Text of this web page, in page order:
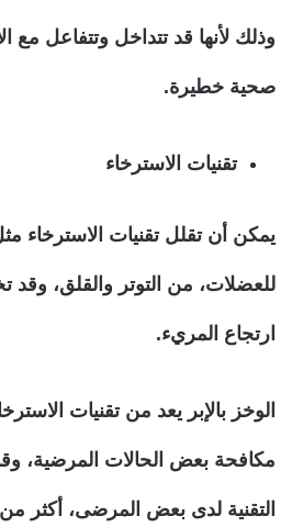
وذلك لأنها قد تتداخل وتتفاعل مع
صحية خطيرة.
تقنيات الاسترخاء
يمكن أن تقلل تقنيات الاسترخاء
للعضلات، من التوتر والقلق،
ارتجاع المريء.
الوخز بالإبر يعد من تقنيات
مكافحة بعض الحالات المرضية،
التقنية لدى بعض المرضى، أكثر من